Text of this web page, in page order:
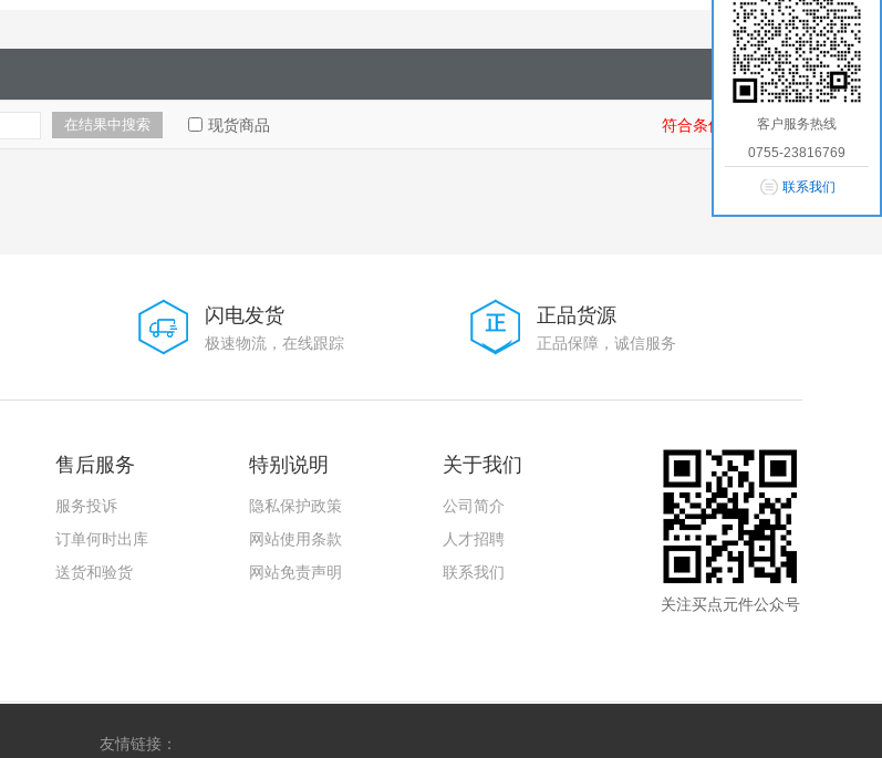
1 /0
符合条件商品：
现货商品
闪电发货
极速物流，在线跟踪
正品货源
正品保障，诚信服务
关注买点元件公众号
售后服务
服务投诉
订单何时出库
送货和验货
特别说明
隐私保护政策
网站使用条款
网站免责声明
关于我们
公司简介
人才招聘
联系我们
友情链接：
客户服务热线
0755-23816769
联系我们